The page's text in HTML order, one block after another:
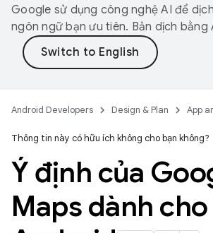
Google sử dụng công nghệ AI để
ngôn ngữ bạn ưu tiên. Bản dịch bằng
Android Developers Design & Plan App
Thông tin này có hữu ích không cho bạn không?
Ý định của
Maps dành cho